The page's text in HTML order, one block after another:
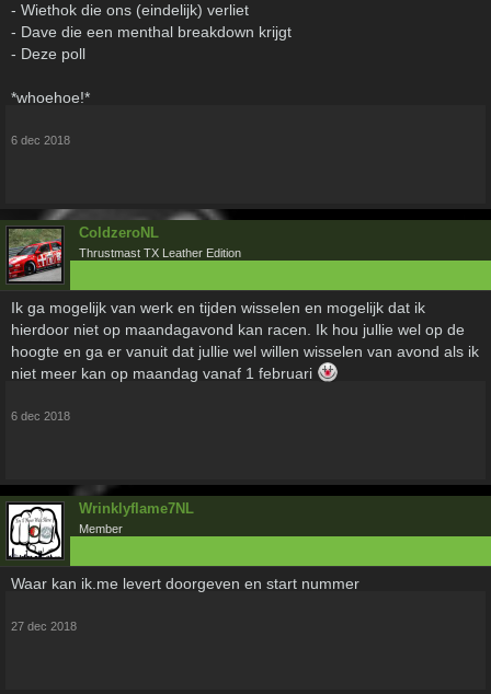
- Wiethok die ons (eindelijk) verliet
- Dave die een menthal breakdown krijgt
- Deze poll
*whoehoe!*
6 dec 2018
ColdzeroNL
Thrustmast TX Leather Edition
Ik ga mogelijk van werk en tijden wisselen en mogelijk dat ik
hierdoor niet op maandagavond kan racen. Ik hou jullie wel op de
hoogte en ga er vanuit dat jullie wel willen wisselen van avond als ik
niet meer kan op maandag vanaf 1 februari
6 dec 2018
Wrinklyflame7NL
Member
Waar kan ik.me levert doorgeven en start nummer
27 dec 2018